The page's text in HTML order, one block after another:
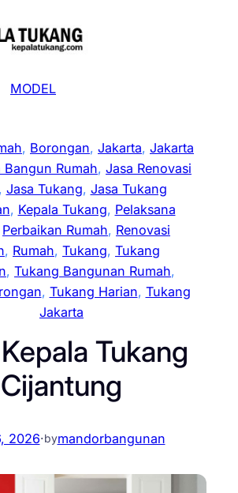
MODEL
, Borongan, Jakarta, Jakarta
Bangun Rumah, Jasa Renovasi
, Jasa Tukang, Jasa Tukang
, Kepala Tukang, Pelaksana
Perbaikan Rumah, Renovasi
, Rumah, Tukang, Tukang
, Tukang Bangunan Rumah
, Tukang Harian, Tukang
Jakarta
Tukang
Cijantung
2026·bymandorbangunan